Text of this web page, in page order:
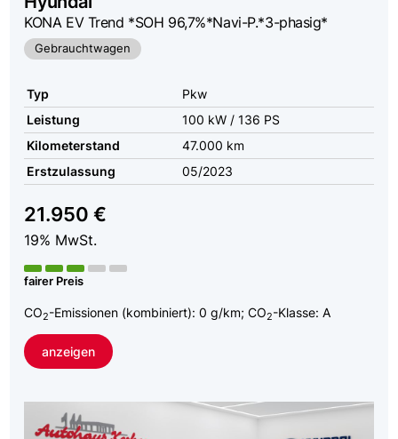
KONA EV Trend *SOH 96,7%*Navi-P.*3-phasig*
Gebrauchtwagen
Typ
Pkw
Leistung
100 kW / 136 PS
Kilometerstand
47.000 km
Erstzulassung
05/2023
21.950 €
19% MwSt.
fairer Preis
CO2-Emissionen (kombiniert):0 g/km;CO2-Klasse:A
anzeigen